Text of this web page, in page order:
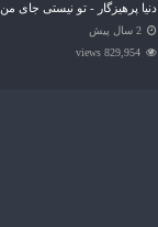
دنیا پرهیزگار - تو نیستی جای من
2 سال پیش
829,954 views